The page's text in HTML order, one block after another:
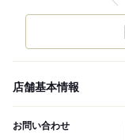
店舗基本情報
お問い合わせ